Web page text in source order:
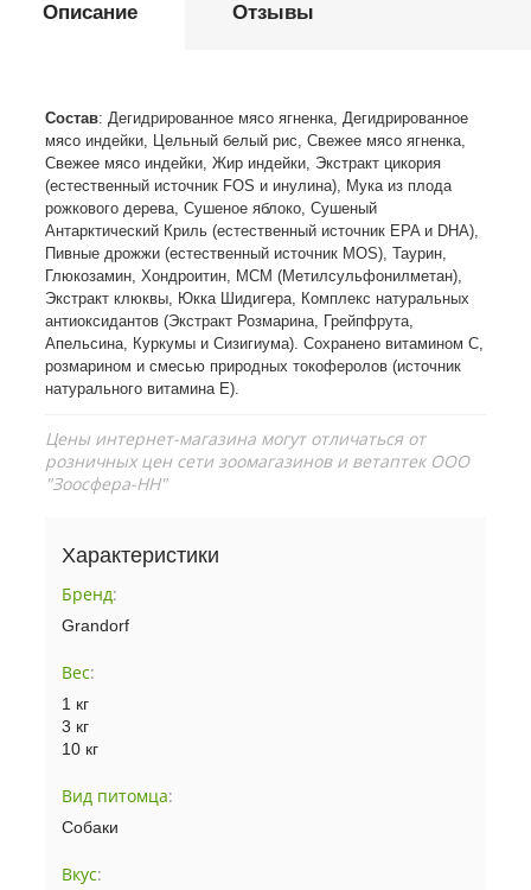
Описание Отзывы
Состав: Дегидрированное мясо ягненка, Дегидрированное
мясо индейки, Цельный белый рис, Свежее мясо ягненка,
Свежее мясо индейки, Жир индейки, Экстракт цикория
(естественный источник FOS и инулина), Мука из плода
рожкового дерева, Сушеное яблоко, Сушеный
Антарктический Криль (естественный источник EPA и DHA),
Пивные дрожжи (естественный источник MOS), Таурин,
Глюкозамин, Хондроитин, МСМ (Метилсульфонилметан),
Экстракт клюквы, Юкка Шидигера, Комплекс натуральных
антиоксидантов (Экстракт Розмарина, Грейпфрута,
Апельсина, Куркумы и Сизигиума). Сохранено витамином С,
розмарином и смесью природных токоферолов (источник
натурального витамина Е).
Цены интернет-магазина могут отличаться от
розничных цен сети зоомагазинов и ветаптек ООО
"Зоосфера-НН"
Характеристики
Бренд:
Grandorf
Вес:
1 кг
3 кг
10 кг
Вид питомца:
Собаки
Вкус: